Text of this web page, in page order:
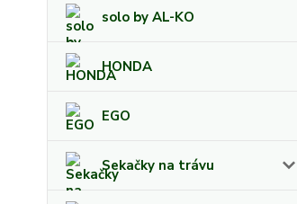
solo by AL-KO
HONDA
EGO
Sekačky na trávu